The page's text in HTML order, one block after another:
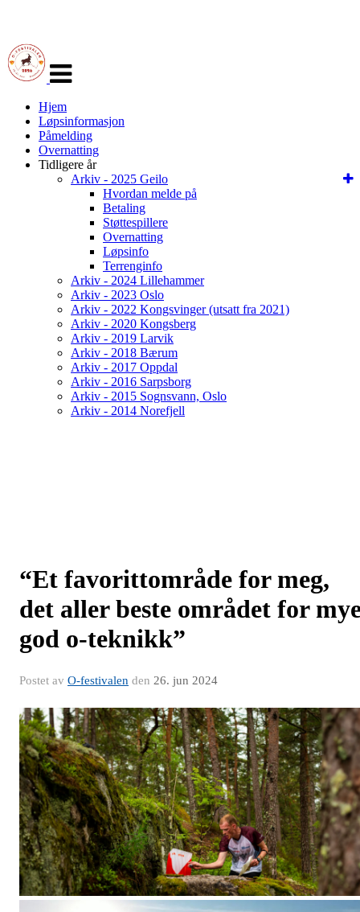
navigasjon
Hjem
Løpsinformasjon
Påmelding
Overnatting
Tidligere år
Arkiv - 2025 Geilo
Hvordan melde på
Betaling
Støttespillere
Overnatting
Løpsinfo
Terrenginfo
Arkiv - 2024 Lillehammer
Arkiv - 2023 Oslo
Arkiv - 2022 Kongsvinger (utsatt fra 2021)
Arkiv - 2020 Kongsberg
Arkiv - 2019 Larvik
Arkiv - 2018 Bærum
Arkiv - 2017 Oppdal
Arkiv - 2016 Sarpsborg
Arkiv - 2015 Sognsvann, Oslo
Arkiv - 2014 Norefjell
“Et favorittområde for meg,
det aller beste området for
god o-teknikk”
Postet av O-festivalen den 26. jun 2024